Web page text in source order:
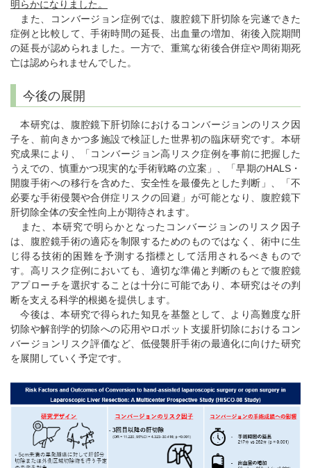
明らかになりました。
また、コンバージョン症例では、腹腔鏡下肝切除を完遂できた
症例と比較して、手術時間の延長、出血量の増加、術後入院期間
の延長が認められました。一方で、重篤な術後合併症や周術期死
亡は認められませんでした。
今後の展開
本研究は、腹腔鏡下肝切除におけるコンバージョンのリスク因
子を、前向きかつ多施設で検証した世界初の臨床研究です。本研
究成果により、「コンバージョン高リスク症例を事前に把握した
うえでの、慎重かつ現実的な手術戦略の立案」、「早期のHALS・
開腹手術への移行を含めた、安全性を最優先とした判断」、「不
必要な手術侵襲や合併症リスクの回避」が可能となり、腹腔鏡下
肝切除全体の安全性向上が期待されます。
また、本研究で明らかとなったコンバージョンのリスク因子
は、腹腔鏡手術の適応を制限するためのものではなく、術中に生
じ得る技術的困難を予測する指標として活用されるべきもので
す。高リスク症例においても、適切な準備と判断のもとで腹腔鏡
アプローチを選択することは十分に可能であり、本研究はその判
断を支える科学的根拠を提供します。
今後は、本研究で得られた知見を基盤として、より高難度な肝
切除や解剖学的切除への応用やロボット支援肝切除におけるコン
バージョンリスク評価など、低侵襲肝手術の最適化に向けた研究
を展開していく予定です。